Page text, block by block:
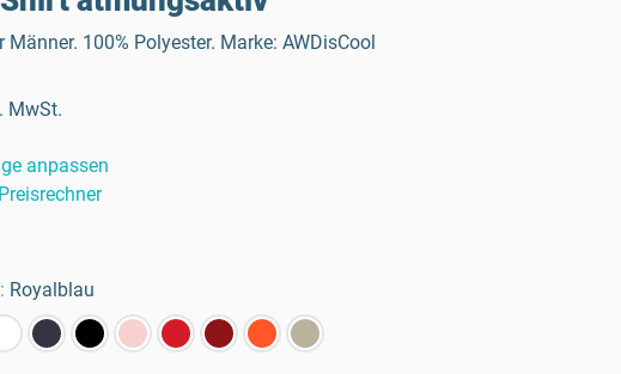
100% Polyester. Marke: AWDisCool
MwSt.
anpassen
Royalblau